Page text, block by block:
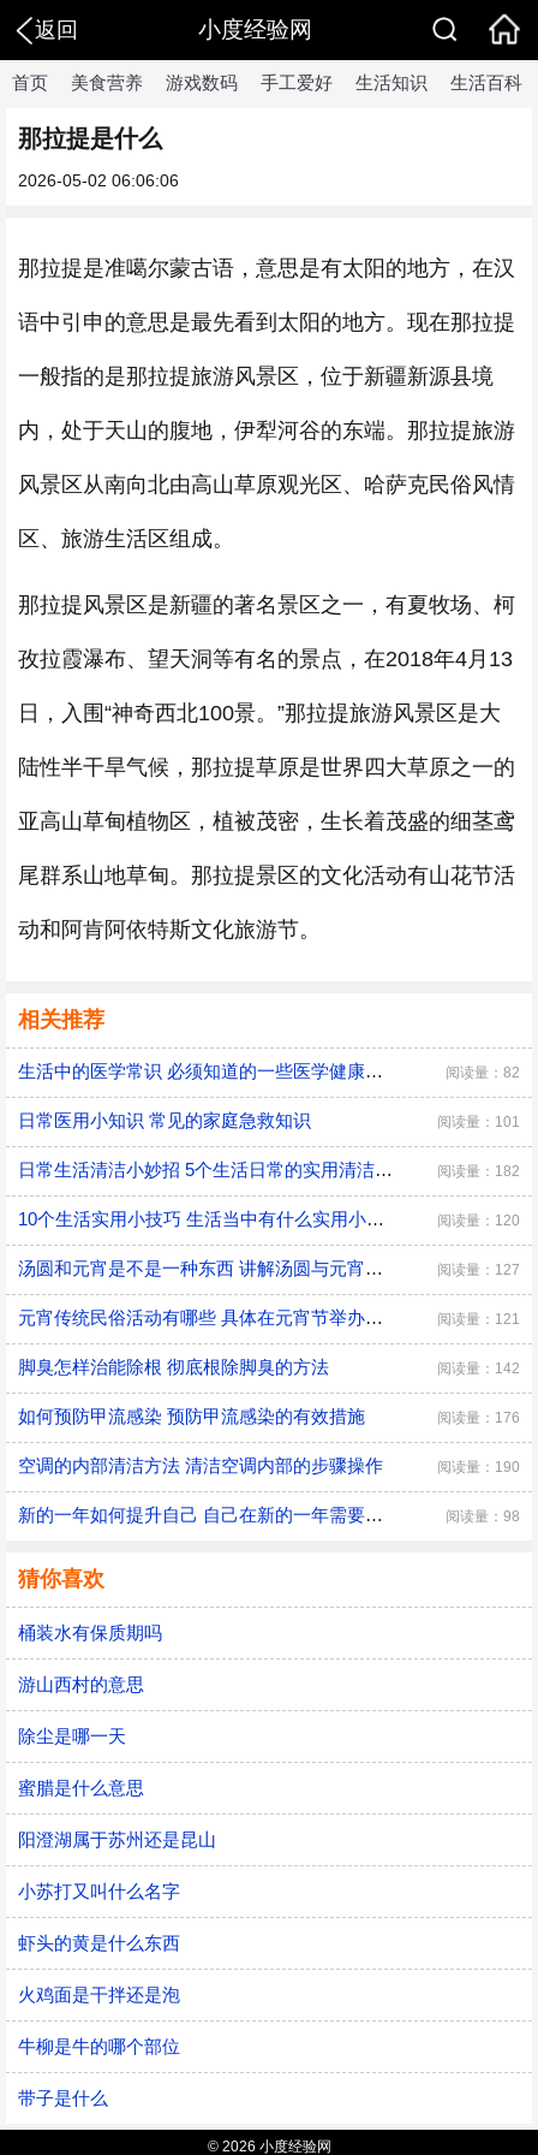
返回 小度经验网
首页 美食营养 游戏数码 手工爱好 生活知识 生活百科
那拉提是什么
2026-05-02 06:06:06
那拉提是准噶尔蒙古语，意思是有太阳的地方，在汉
语中引申的意思是最先看到太阳的地方。现在那拉提
一般指的是那拉提旅游风景区，位于新疆新源县境
内，处于天山的腹地，伊犁河谷的东端。那拉提旅游
风景区从南向北由高山草原观光区、哈萨克民俗风情
区、旅游生活区组成。
那拉提风景区是新疆的著名景区之一，有夏牧场、柯
孜拉霞瀑布、望天洞等有名的景点，在2018年4月13
日，入围“神奇西北100景。”那拉提旅游风景区是大
陆性半干旱气候，那拉提草原是世界四大草原之一的
亚高山草甸植物区，植被茂密，生长着茂盛的细茎鸢
尾群系山地草甸。那拉提景区的文化活动有山花节活
动和阿肯阿依特斯文化旅游节。
相关推荐
生活中的医学常识 必须知道的一些医学健康小常识 阅读量：82
日常医用小知识 常见的家庭急救知识 阅读量：101
日常生活清洁小妙招 5个生活日常的实用清洁小技巧 阅读量：182
10个生活实用小技巧 生活当中有什么实用小技巧 阅读量：120
汤圆和元宵是不是一种东西 讲解汤圆与元宵的区别 阅读量：127
元宵传统民俗活动有哪些 具体在元宵节举办的传统民俗活动 阅读量：121
脚臭怎样治能除根 彻底根除脚臭的方法 阅读量：142
如何预防甲流感染 预防甲流感染的有效措施 阅读量：176
空调的内部清洁方法 清洁空调内部的步骤操作 阅读量：190
新的一年如何提升自己 自己在新的一年需要改变的三大方面 阅读量：98
猜你喜欢
桶装水有保质期吗
游山西村的意思
除尘是哪一天
蜜腊是什么意思
阳澄湖属于苏州还是昆山
小苏打又叫什么名字
虾头的黄是什么东西
火鸡面是干拌还是泡
牛柳是牛的哪个部位
带子是什么
© 2026 小度经验网